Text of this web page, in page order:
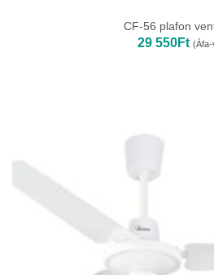
CF-56 plafon
29 550Ft (Áfa-